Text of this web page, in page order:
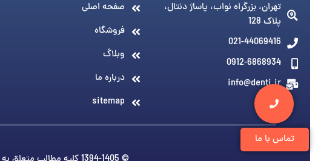
تماس با ما
تهران، بزرگراه نواب، پاساژ دنتال،
پلاک 128
021-44069416
0912-6868934
info@denti.ir
صفحه اصلی
فروشگاه
وبلاگ
درباره ما
sitemap